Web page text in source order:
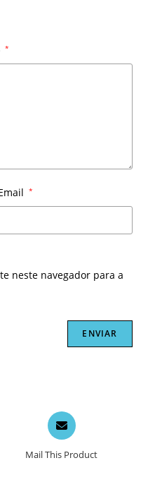
*
*
neste navegador para a
Opens
in
a
new
Mail This Product